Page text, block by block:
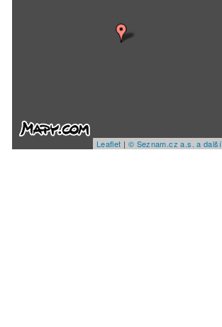
Leaflet | © Seznam.cz a.s. a další